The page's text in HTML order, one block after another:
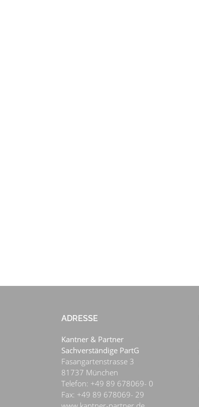
ADRESSE
Kantner & Partner
Sachverständige PartG
Fasangartenstrasse 3
81737 München
Telefon: +49 89 678069- 0
Fax: +49 89 678069- 29